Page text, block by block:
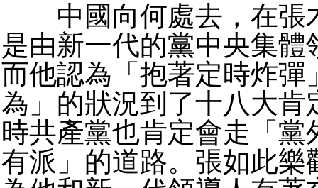
中國向何處去，在張
是由新一代的黨中央集體
而他認為「抱著定時炸彈
為」的狀況到了十八大肯
時共產黨也肯定會走「黨
有派」的道路。張如此樂